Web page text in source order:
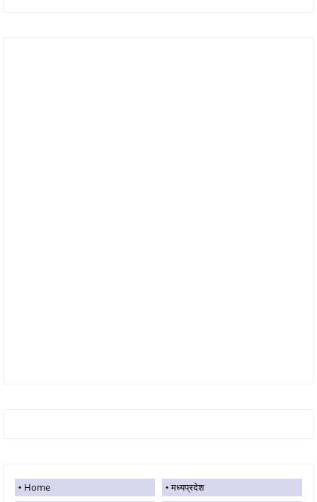
Home
मध्यप्रदेश